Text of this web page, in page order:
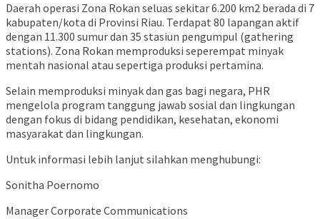
Daerah operasi Zona Rokan seluas sekitar 6.200 km2 berada di 7
kabupaten/kota di Provinsi Riau. Terdapat 80 lapangan aktif
dengan 11.300 sumur dan 35 stasiun pengumpul (gathering
stations). Zona Rokan memproduksi seperempat minyak
mentah nasional atau sepertiga produksi pertamina.
Selain memproduksi minyak dan gas bagi negara, PHR
mengelola program tanggung jawab sosial dan lingkungan
dengan fokus di bidang pendidikan, kesehatan, ekonomi
masyarakat dan lingkungan.
Untuk informasi lebih lanjut silahkan menghubungi:
Sonitha Poernomo
Manager Corporate Communications